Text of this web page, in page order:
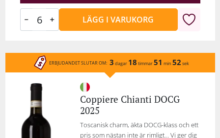
LÄGG I VARUKORG
ERBJUDANDET SLUTAR OM: 3 dagar 18 timmar51 min 52 sek
Coppiere Chianti DOCG
2025
Toscanisk charm, äkta DOCG-klass och ett
pris som nästan inte är rimligt… Vi ger dig